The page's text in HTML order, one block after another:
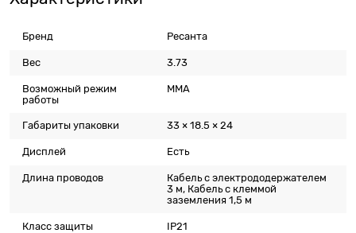
Бренд Ресанта
Вес 3.73
Возможный режим
работы
MMA
Габариты упаковки 33 × 18.5 × 24
Дисплей Есть
Длина проводов
Кабель с электрододержателем
3 м, Кабель с клеммой
заземления 1,5 м
Класс защиты IP21